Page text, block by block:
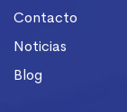
Contacto
Noticias
Blog